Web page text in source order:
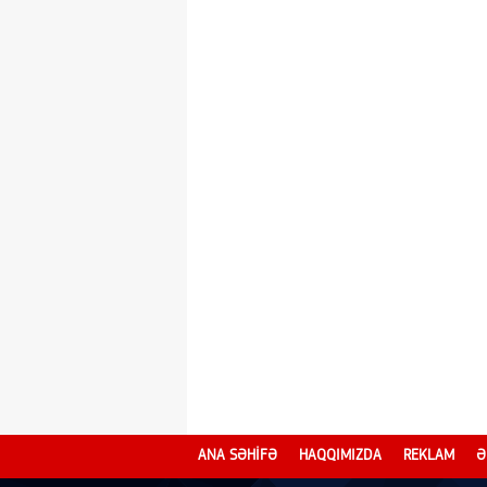
ANA SƏHİFƏ HAQQIMIZDA REKLAM